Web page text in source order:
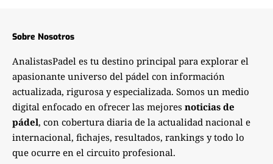
Sobre Nosotros
AnalistasPadel es tu destino principal para explorar el
apasionante universo del pádel con información
actualizada, rigurosa y especializada. Somos un medio
digital enfocado en ofrecer las mejores noticias de
pádel, con cobertura diaria de la actualidad nacional e
internacional, fichajes, resultados, rankings y todo lo
que ocurre en el circuito profesional.